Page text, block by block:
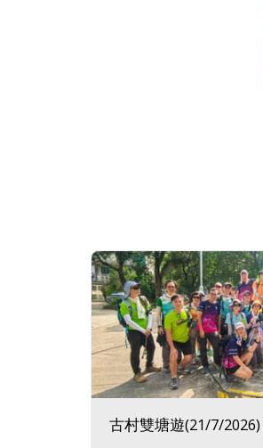
古村雙塘遊(21/7/2026)